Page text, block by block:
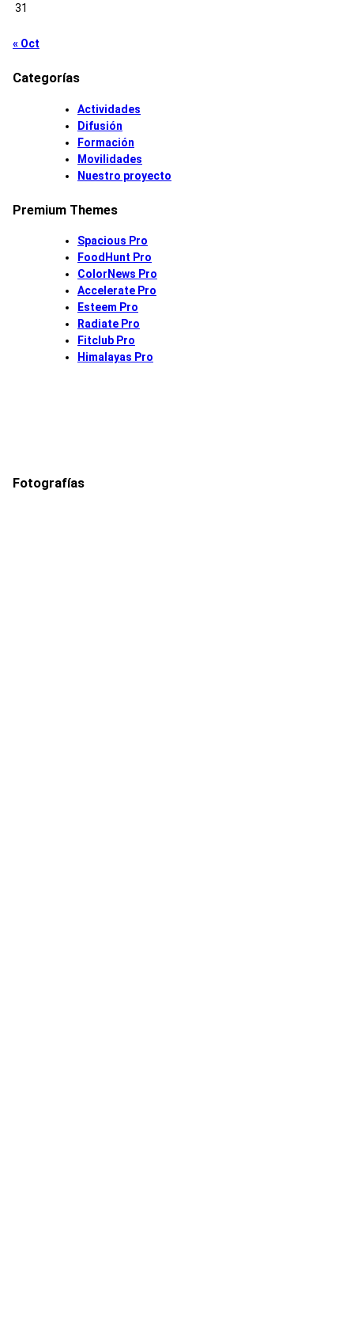
31
« Oct
Categorías
Actividades
Difusión
Formación
Movilidades
Nuestro proyecto
Premium Themes
Spacious Pro
FoodHunt Pro
ColorNews Pro
Accelerate Pro
Esteem Pro
Radiate Pro
Fitclub Pro
Himalayas Pro
Fotografías